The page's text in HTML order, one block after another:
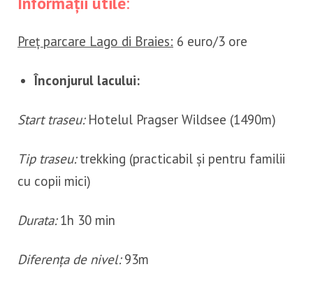
Preț parcare Lago di Braies: 6 euro/3 ore
Înconjurul lacului:
Start traseu:Hotelul Pragser Wildsee (1490m)
Tip traseu:trekking (practicabil și pentru familii
cu copii mici)
Durata:1h 30 min
Diferența de nivel:93m